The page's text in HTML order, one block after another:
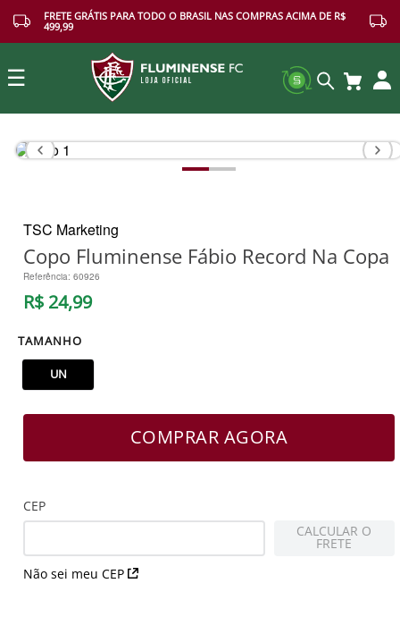
FRETE GRÁTIS PARA TODO O BRASIL NAS COMPRAS ACIMA DE R$
499,99
☰
Buscar
TSC Marketing
Copo Fluminense Fábio Record Na Copa
Referência: 60926
R$ 24,99
TAMANHO
UN
COMPRAR AGORA
CEP
Não sei meu CEP
CALCULAR O
FRETE